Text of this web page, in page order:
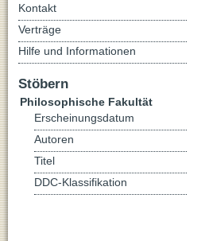
Kontakt
Verträge
Hilfe und Informationen
Stöbern
Philosophische Fakultät
Erscheinungsdatum
Autoren
Titel
DDC-Klassifikation